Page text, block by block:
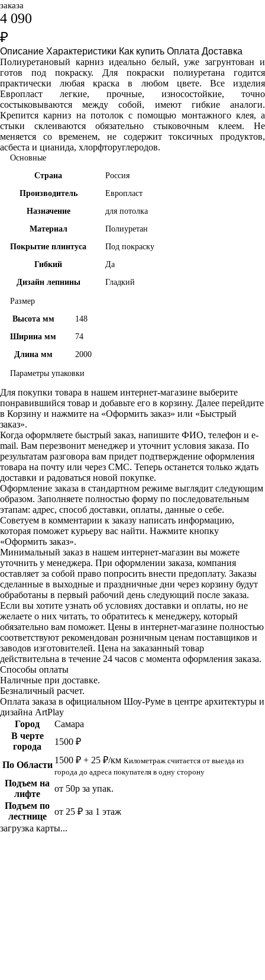
заказа
4 090
₽
Описание Характеристики Как купить Оплата Доставка
Полиуретановый карниз идеально белый, уже загрунтован и
готов под покраску. Для покраски полиуретана годится
практически любая краска в любом цвете. Все изделия
Европласт легкие, прочные, износостойкие, точно
состыковываются между собой, имеют гибкие аналоги.
Крепится карниз на потолок с помощью монтажного клея, а
стыки склеиваются обязательно стыковочным клеем. Не
меняется со временем, не содержит токсичных продуктов,
асбеста и цианида, хлорфторуглеродов.
Основные
Страна
Россия
Производитель
Европласт
Назначение
для потолка
Материал
Полиуретан
Покрытие плинтуса
Под покраску
Гибкий
Да
Дизайн лепнины
Гладкий
Размер
Высота мм
148
Ширина мм
74
Длина мм
2000
Параметры упаковки
Для покупки товара в нашем интернет-магазине выберите
понравившийся товар и добавьте его в корзину. Далее перейдите
в Корзину и нажмите на «Оформить заказ» или «Быстрый
заказ».
Когда оформляете быстрый заказ, напишите ФИО, телефон и e-
mail. Вам перезвонит менеджер и уточнит условия заказа. По
результатам разговора вам придет подтверждение оформления
товара на почту или через СМС. Теперь останется только ждать
доставки и радоваться новой покупке.
Оформление заказа в стандартном режиме выглядит следующим
образом. Заполняете полностью форму по последовательным
этапам: адрес, способ доставки, оплаты, данные о себе.
Советуем в комментарии к заказу написать информацию,
которая поможет курьеру вас найти. Нажмите кнопку
«Оформить заказ».
Минимальный заказ в нашем интернет-магазин вы можете
уточнить у менеджера. При оформлении заказа, компания
оставляет за собой право попросить внести предоплату. Заказы
сделанные в выходные и праздничные дни через корзину будут
обработаны в первый рабочий день следующий после заказа.
Если вы хотите узнать об условиях доставки и оплаты, но не
желаете о них читать, то обратитесь к менеджеру, который
обязательно вам поможет. Цены в интернет-магазине полностью
соответствуют рекомендован розничным ценам поставщиков и
заводов изготовителей. Цена на заказанный товар
действительна в течение 24 часов с момента оформления заказа.
Способы оплаты
Наличные при доставке.
Безналичный расчет.
Оплата заказа в официальном Шоу-Руме в центре архитектуры и
дизайна ArtPlay
Город
Самара
В черте
города
1500 ₽
По Области 1500 ₽ + 25 ₽/км Километраж считается от выезда из
города до адреса покупателя в одну сторону
Подъем на
лифте
от 50р за упак.
Подъем по
лестнице
от 25 ₽ за 1 этаж
загрузка карты...